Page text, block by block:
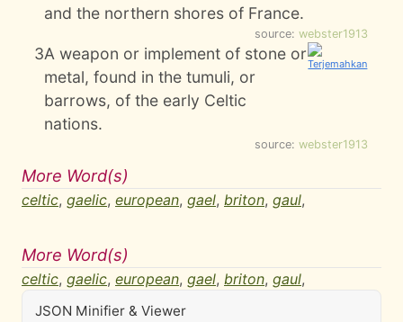
and the northern shores of France.
source: webster1913
3A weapon or implement of stone or
metal, found in the tumuli, or
barrows, of the early Celtic
nations.
source: webster1913
More Word(s)
celtic, gaelic, european, gael, briton, gaul,
More Word(s)
celtic, gaelic, european, gael, briton, gaul,
JSON Minifier & Viewer